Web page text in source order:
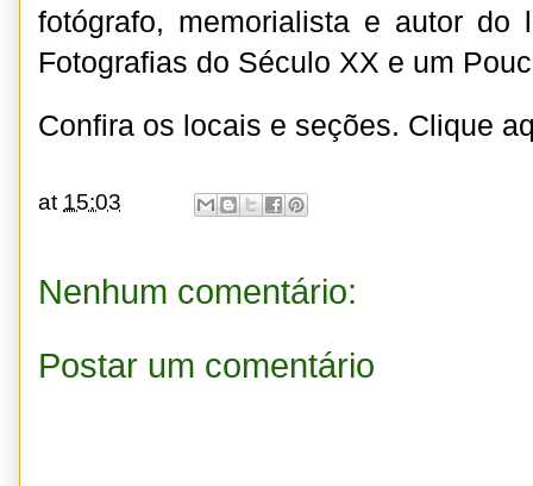
fotógrafo, memorialista e autor do
Fotografias do Século XX e um
Confira os locais e seções. Clique
at 15:03
Nenhum comentário:
Postar um comentário